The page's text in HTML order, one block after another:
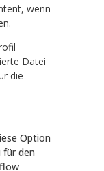
wenn
Datei
die
Option
für den